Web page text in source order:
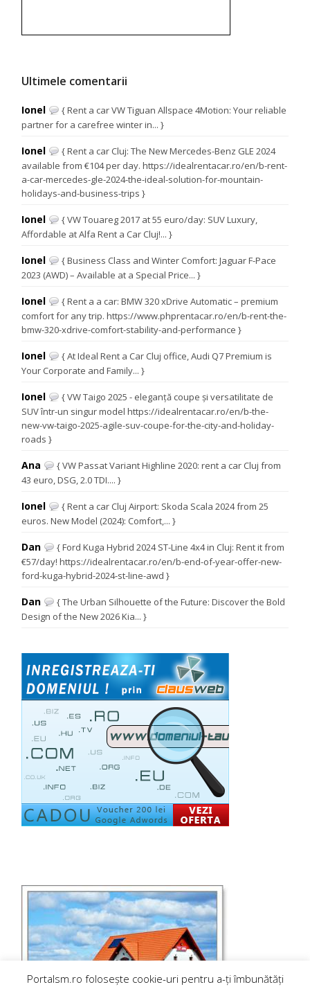
Ultimele comentarii
Ionel
{ Rent a car VW Tiguan Allspace 4Motion: Your reliable
partner for a carefree winter in... }
Ionel
{ Rent a car Cluj: The New Mercedes-Benz GLE 2024
available from €104 per day. https://idealrentacar.ro/en/b-rent-
a-car-mercedes-gle-2024-the-ideal-solution-for-mountain-
holidays-and-business-trips }
Ionel
{ VW Touareg 2017 at 55 euro/day: SUV Luxury,
Affordable at Alfa Rent a Car Cluj!... }
Ionel
{ Business Class and Winter Comfort: Jaguar F-Pace
2023 (AWD) – Available at a Special Price... }
Ionel
{ Rent a a car: BMW 320 xDrive Automatic – premium
comfort for any trip. https://www.phprentacar.ro/en/b-rent-the-
bmw-320-xdrive-comfort-stability-and-performance }
Ionel
{ At Ideal Rent a Car Cluj office, Audi Q7 Premium is
Your Corporate and Family... }
Ionel
{ VW Taigo 2025 - eleganță coupe și versatilitate de
SUV într-un singur model https://idealrentacar.ro/en/b-the-
new-vw-taigo-2025-agile-suv-coupe-for-the-city-and-holiday-
roads }
Ana
{ VW Passat Variant Highline 2020: rent a car Cluj from
43 euro, DSG, 2.0 TDI.... }
Ionel
{ Rent a car Cluj Airport: Skoda Scala 2024 from 25
euros. New Model (2024): Comfort,... }
Dan
{ Ford Kuga Hybrid 2024 ST-Line 4x4 in Cluj: Rent it from
€57/day! https://idealrentacar.ro/en/b-end-of-year-offer-new-
ford-kuga-hybrid-2024-st-line-awd }
Dan
{ The Urban Silhouette of the Future: Discover the Bold
Design of the New 2026 Kia... }
Portalsm.ro folosește cookie-uri pentru a-ți îmbunătăți